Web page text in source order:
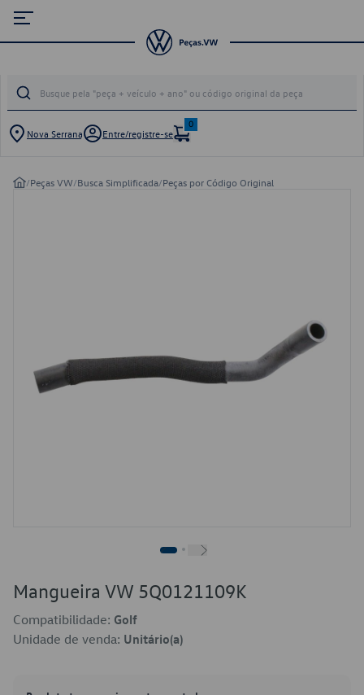
Nova Serrana Entre/registre-se
0
/Peças VW/Busca Simplificada/Peças por Código Original
Mangueira VW 5Q0121109K
Compatibilidade: Golf
Unidade de venda: Unitário(a)